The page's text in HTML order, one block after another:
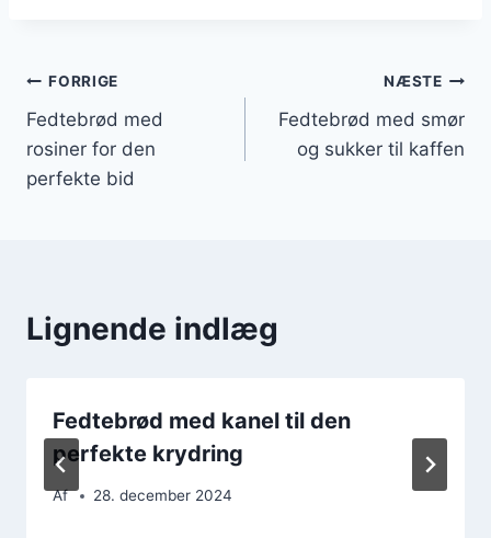
Indlægsnavigation
FORRIGE
Fedtebrød med
rosiner for den
perfekte bid
NÆSTE
Fedtebrød med smør
og sukker til kaffen
Lignende indlæg
Fedtebrød med kanel til den
perfekte krydring
Af 28. december 2024